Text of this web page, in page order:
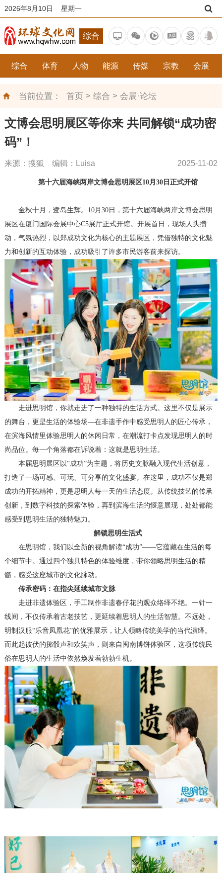
2026年8月10日 星期一
综合
综合 体育 人物 能源 传媒 宗教 会展
当前位置： 首页> 综合 > 会展·论坛
文博会思明展区等你来 共同解锁“成功密
码”！
来源：搜狐 编辑：Luisa 2025-11-02
第十六届海峡两岸文博会思明展区10月30日 正式开馆
金秋十月，鹭岛生辉。10月30日，第十六届海峡两岸文博会思明
展区在厦门国际会展中心C5展厅正式开馆。开展首日，现场人头攒
动，气氛热烈，以郑成功文化为核心的主题展区，凭借独特的文化魅
力和创新的互动体验，成功吸引了许多市民游客前来探访。
走进思明馆，你就走进了一种独特的生活方式。这里不仅是展示
的舞台，更是生活的体验场—在非遗手作中感受思明人的匠心传承，
在滨海风情里体验思明人的休闲日常，在潮流打卡点发现思明人的时
尚品位。每一个角落都在诉说着：这就是思明生活。
本届思明展区以“成功”为主题，将历史文脉融入现代生活创意，
打造了一场可感、可玩、可分享的文化盛宴。在这里，成功不仅是郑
成功的开拓精神，更是思明人每一天的生活态度。从传统技艺的传承
创新，到数字科技的探索体验，再到滨海生活的惬意展现，处处都能
感受到思明生活的独特魅力。
解锁思明生活式
在思明馆，我们以全新的视角解读“成功”——它蕴藏在生活的每
个细节中。通过四个独具特色的体验维度，带你领略思明生活的精
髓，感受这座城市的文化脉动。
传承密码：在指尖延续城市文脉
走进非遗体验区，手工制作非遗春仔花的观众络绎不绝。一针一
线间，不仅传承着古老技艺，更延续着思明人的生活智慧。不远处，
明制汉服“乐音凤凰花”的优雅展示，让人领略传统美学的当代演绎。
而此起彼伏的掷骰声和欢笑声，则来自闽南博饼体验区，这项传统民
俗在思明人的生活中依然焕发着勃勃生机。